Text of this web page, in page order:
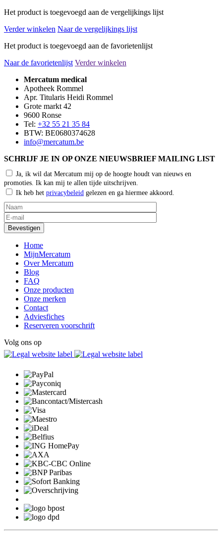
Het product is toegevoegd aan de vergelijkings lijst
Verder winkelen Naar de vergelijkings lijst
Het product is toegevoegd aan de favorietenlijst
Naar de favorietenlijst Verder winkelen
Mercatum medical
Apotheek Rommel
Apr. Titularis Heidi Rommel
Grote markt 42
9600 Ronse
Tel: +32 55 21 35 84
BTW: BE0680374628
info@mercatum.be
SCHRIJF JE IN OP ONZE NIEUWSBRIEF MAILING LIST
Ja, ik wil dat Mercatum mij op de hoogte houdt van nieuws en
promoties. Ik kan mij te allen tijde uitschrijven.
Ik heb het privacybeleid gelezen en ga hiermee akkoord.
Home
MijnMercatum
Over Mercatum
Blog
FAQ
Onze producten
Onze merken
Contact
Adviesfiches
Reserveren voorschrift
Volg ons op